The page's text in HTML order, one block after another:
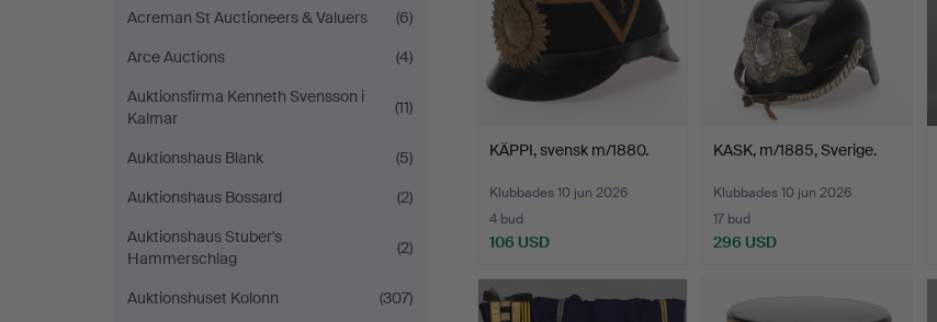
Acreman St Auctioneers & Valuers
(6)
Arce Auctions
(4)
Auktionsfirma Kenneth Svensson i
Kalmar
(11)
Auktionshaus Blank
(5)
Auktionshaus Bossard
(2)
Auktionshaus Stuber's
Hammerschlag
(2)
Auktionshuset Kolonn
(307)
KÄPPI, svensk m/1880.
Klubbades 10 jun 2026
4 bud
106 USD
KASK, m/1885, Sverige.
Klubbades 10 jun 2026
17 bud
296 USD